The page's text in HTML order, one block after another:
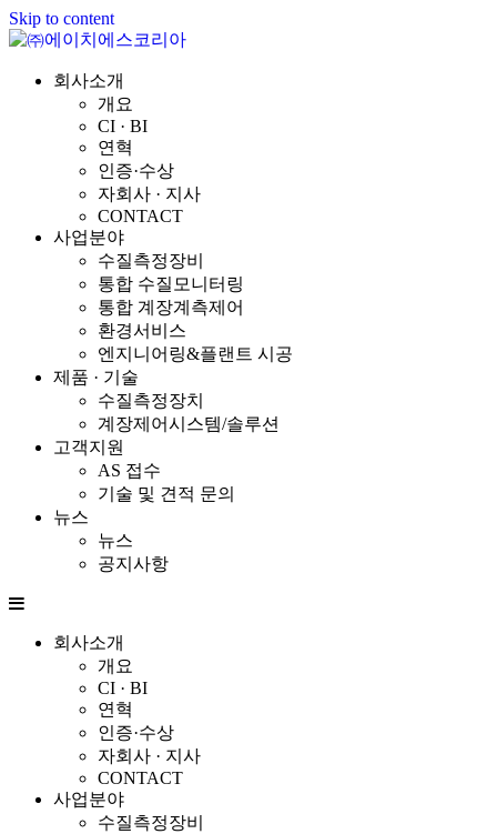
Skip to content
회사소개
개요
CI · BI
연혁
인증·수상
자회사 · 지사
CONTACT
사업분야
수질측정장비
통합 수질모니터링
통합 계장계측제어
환경서비스
엔지니어링&플랜트 시공
제품 · 기술
수질측정장치
계장제어시스템/솔루션
고객지원
AS 접수
기술 및 견적 문의
뉴스
뉴스
공지사항
회사소개
개요
CI · BI
연혁
인증·수상
자회사 · 지사
CONTACT
사업분야
수질측정장비